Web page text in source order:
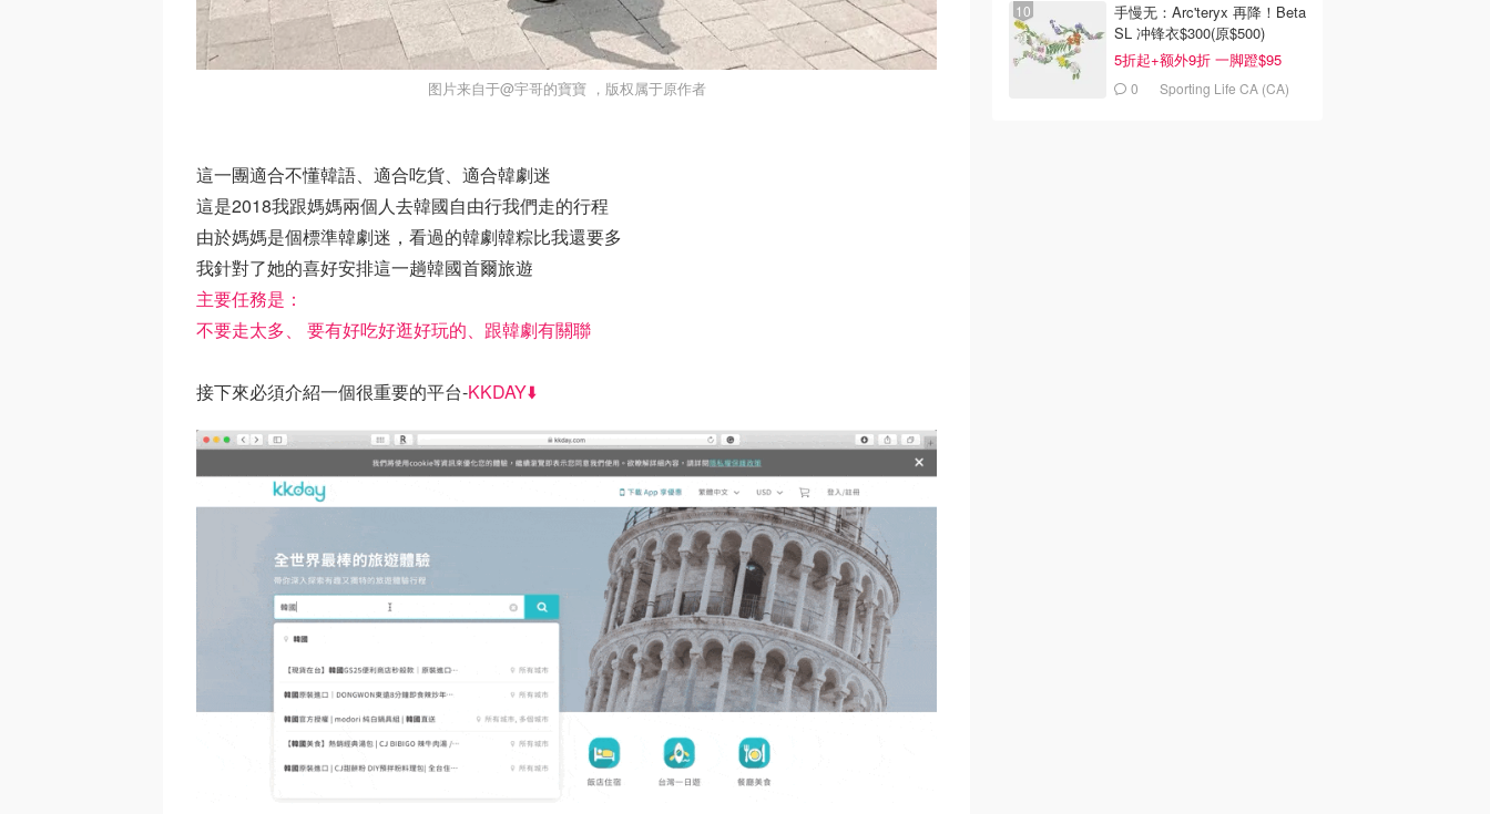
图片来自于@宇哥的寶寶 ，版权属于原作者
這一團適合不懂韓語、適合吃貨、適合韓劇迷
這是2018我跟媽媽兩個人去韓國自由行我們走的行程
由於媽媽是個標準韓劇迷，看過的韓劇韓粽比我還要多
我針對了她的喜好安排這一趟韓國首爾旅遊
主要任務是：
不要走太多、 要有好吃好逛好玩的、跟韓劇有關聯
接下來必須介紹一個很重要的平台-KKDAY⬇️
手慢无：Arc'teryx 再降！Beta
SL 冲锋衣$300(原$500)
5折起+额外9折 一脚蹬$95
0 Sporting Life CA (CA)